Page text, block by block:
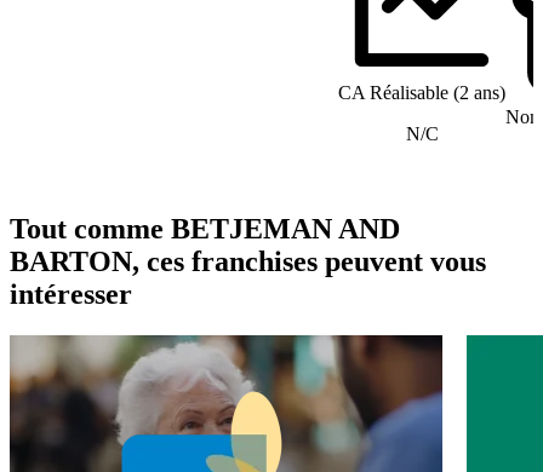
CA Réalisable (2 ans)
N/C
Tout comme BETJEMAN AND
BARTON, ces franchises peuvent vous
intéresser